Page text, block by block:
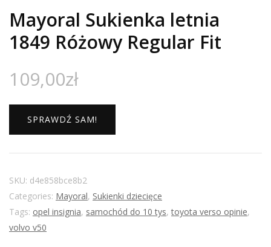
Mayoral Sukienka letnia
1849 Różowy Regular Fit
109,00zł
SPRAWDŹ SAM!
SKU: d4e858bce8b2
Categories: Mayoral, Sukienki dziecięce
Tags: opel insignia, samochód do 10 tys,toyota verso opinie,
volvo v50